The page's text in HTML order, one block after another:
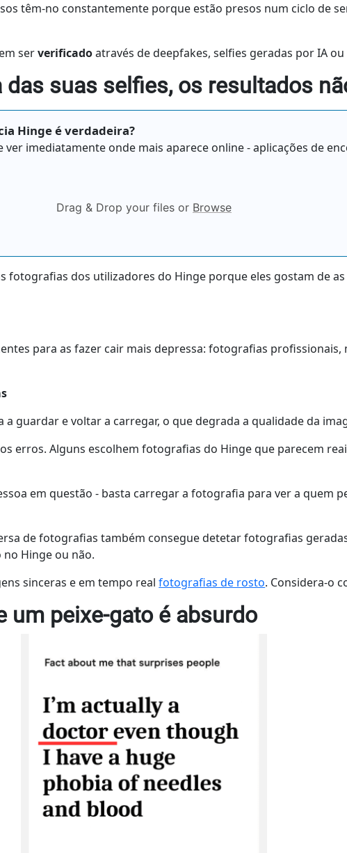
têm-no constantemente porque estão presos num ciclo de
serverificadoatravés de deepfakes, selfies geradas por IA
suas selfies, os resultados
Hinge é verdadeira?
ver imediatamente onde mais aparece online - aplicações de
Drag & Drop your files or Browse
fotografias dos utilizadores do Hinge porque eles gostam de
para as fazer cair mais depressa: fotografias
guardar e voltar a carregar, o que degrada a qualidade da
erros. Alguns escolhem fotografias do Hinge que parecem
em questão - basta carregar a fotografia para ver a quem
de fotografias também consegue detetar fotografias
Hinge ou não.
sinceras e em tempo realfotografias de rosto. Considera-o
um peixe-gato é absurdo